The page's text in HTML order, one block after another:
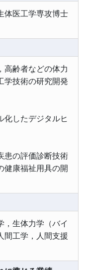
体医工学専攻博士
高齢者などの体力
学技術の研究開発
化したデジタルヒ
患の評価診断技術
健康福祉用具の開
，生体力学（バイ
間工学，人間支援